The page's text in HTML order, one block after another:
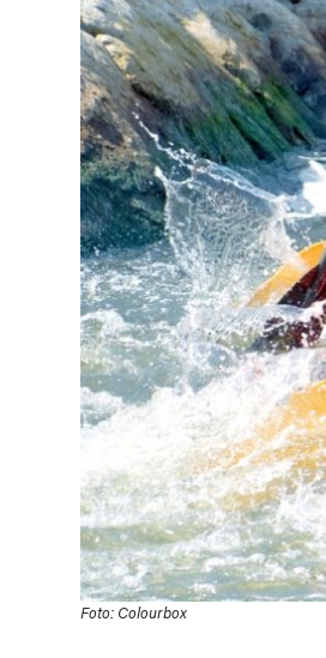
Foto: Colourbox